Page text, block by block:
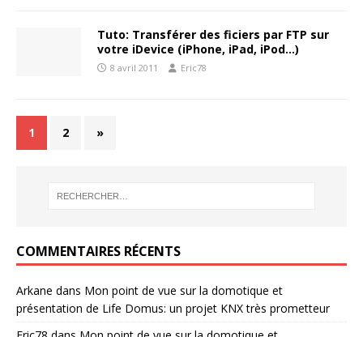
Tuto: Transférer des ficiers par FTP sur
votre iDevice (iPhone, iPad, iPod…)
8 avril 2011 Eric78
1 2 »
COMMENTAIRES RÉCENTS
Arkane dans Mon point de vue sur la domotique et
présentation de Life Domus: un projet KNX très prometteur